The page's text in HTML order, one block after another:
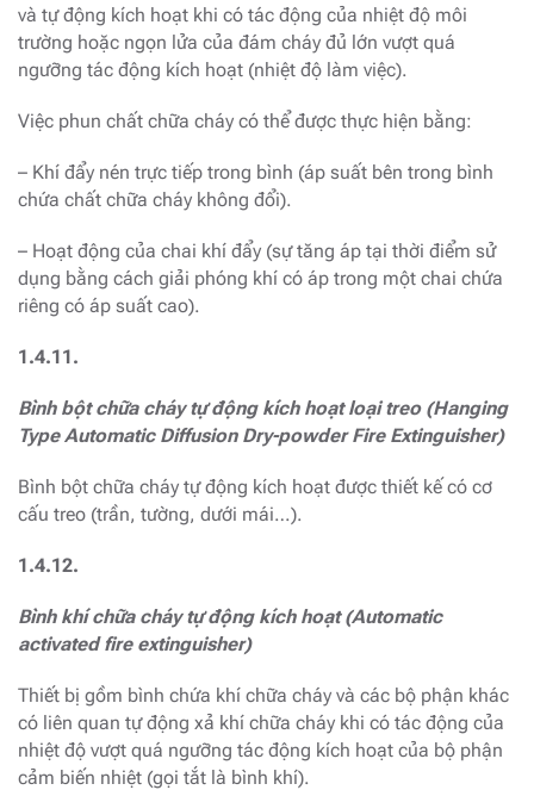
và tự động kích hoạt khi có tác động của nhiệt độ môi
trường hoặc ngọn lửa của đám cháy đủ lớn vượt quá
ngưỡng tác động kích hoạt (nhiệt độ làm việc).
Việc phun chất chữa cháy có thể được thực hiện bằng:
– Khí đẩy nén trực tiếp trong bình (áp suất bên trong bình
chứa chất chữa cháy không đổi).
– Hoạt động của chai khí đẩy (sự tăng áp tại thời điểm sử
dụng bằng cách giải phóng khí có áp trong một chai chứa
riêng có áp suất cao).
1.4.11.
Bình bột chữa cháy tự động kích hoạt loại treo (Hanging
Type Automatic Diffusion Dry-powder Fire Extinguisher)
Bình bột chữa cháy tự động kích hoạt được thiết kế có cơ
cấu treo (trần, tường, dưới mái…).
1.4.12.
Bình khí chữa cháy tự động kích hoạt (Automatic
activated fire extinguisher)
Thiết bị gồm bình chứa khí chữa cháy và các bộ phận khác
có liên quan tự động xả khí chữa cháy khi có tác động của
nhiệt độ vượt quá ngưỡng tác động kích hoạt của bộ phận
cảm biến nhiệt (gọi tắt là bình khí).